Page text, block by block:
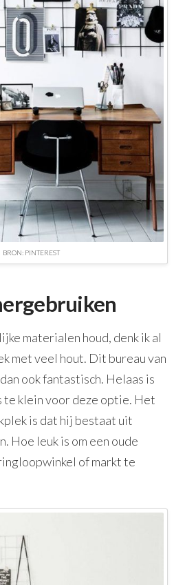
BRON: PINTEREST
materialen houd, denk ik al
met veel hout. Dit bureau van
ook fantastisch. Helaas is
klein voor deze optie. Het
is dat hij bestaat uit
Hoe leuk is om een oude
of markt te